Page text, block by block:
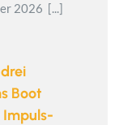
2026 [...]
Boot
Impuls-